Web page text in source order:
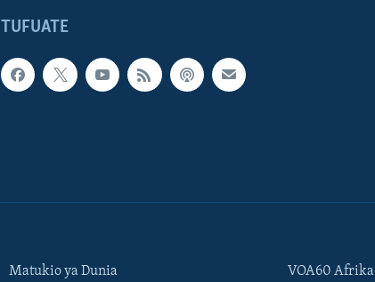
TUFUATE
Matukio ya Dunia VOA60 Afrika